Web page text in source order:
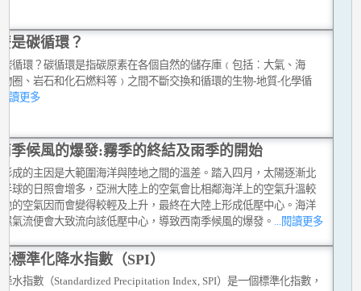
是碳循環？
循環？碳循環是指碳原素在各個自然的儲存庫﹙包括︰大氣、海
圈、岩石和化石燃料等﹚之間不斷交換和循環的生物-地質-化學循
讀更多
季候風的爆發:霧季的終結及雨季的開始
成的主因是大範圍海洋與陸地之間的溫差。踏入四月，太陽逐漸北
球的日照會增多，亞洲大陸上的空氣會比相鄰海洋上的空氣升溫較
的空氣因而會變得較輕及上升，最終在大陸上形成低壓中心。海洋
氣流便會大致流向該低壓中心，導致西南季候風的爆發。 ...閱讀更多
標準化降水指數（SPI）
水指數（Standardized Precipitation Index, SPI）是一個標準化指數，